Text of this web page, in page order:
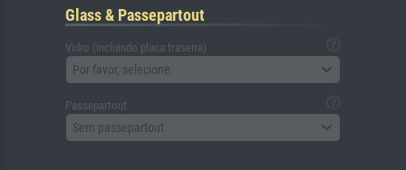
Glass & Passepartout
Vidro (incluindo placa traseira)
Por favor, selecione
Passepartout
Sem passepartout